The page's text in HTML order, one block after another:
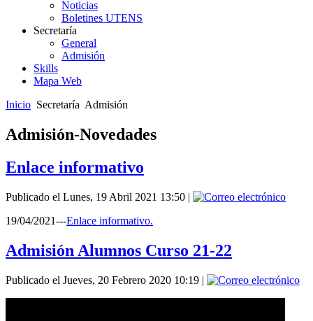
Noticias
Boletines UTENS
Secretaría
General
Admisión
Skills
Mapa Web
Inicio Secretaría Admisión
Admisión-Novedades
Enlace informativo
Publicado el Lunes, 19 Abril 2021 13:50 |
19/04/2021---Enlace informativo.
Admisión Alumnos Curso 21-22
Publicado el Jueves, 20 Febrero 2020 10:19 |